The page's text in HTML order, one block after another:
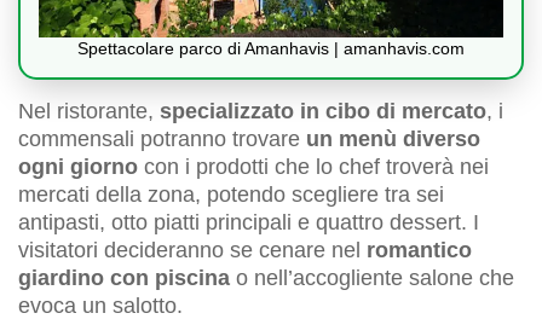
Spettacolare parco di Amanhavis | amanhavis.com
Nel ristorante, specializzato in cibo di mercato, i
commensali potranno trovare un menù diverso
ogni giorno con i prodotti che lo chef troverà nei
mercati della zona, potendo scegliere tra sei
antipasti, otto piatti principali e quattro dessert. I
visitatori decideranno se cenare nel romantico
giardino con piscina o nell’accogliente salone che
evoca un salotto.